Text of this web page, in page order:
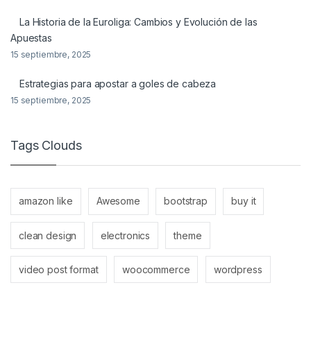
La Historia de la Euroliga: Cambios y Evolución de las
Apuestas
15 septiembre, 2025
Estrategias para apostar a goles de cabeza
15 septiembre, 2025
Tags Clouds
amazon like Awesome bootstrap buy it
clean design electronics theme
video post format woocommerce wordpress